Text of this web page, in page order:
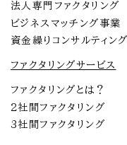
法人専門ファクタリング
ビジネスマッチング事業
資金繰りコンサルティング
ファクタリングサービス
ファクタリングとは？
2社間ファクタリング
3社間ファクタリング